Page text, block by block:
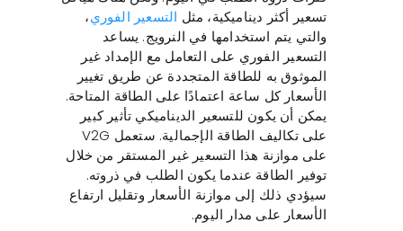
تسعير أكثر ديناميكية، مثل التسعير الفوري،
والتي يتم استخدامها في النرويج. يساعد
التسعير الفوري على التعامل مع الإمداد غير
الموثوق به للطاقة المتجددة عن طريق تغيير
الأسعار كل ساعة اعتمادًا على الطاقة المتاحة.
يمكن أن يكون للتسعير الديناميكي تأثير كبير
على تكاليف الطاقة الإجمالية. ستعمل V2G
على موازنة هذا التسعير غير المستقر من خلال
توفير الطاقة عندما يكون الطلب في ذروته.
سيؤدي ذلك إلى موازنة الأسعار وتقليل ارتفاع
الأسعار على مدار اليوم.